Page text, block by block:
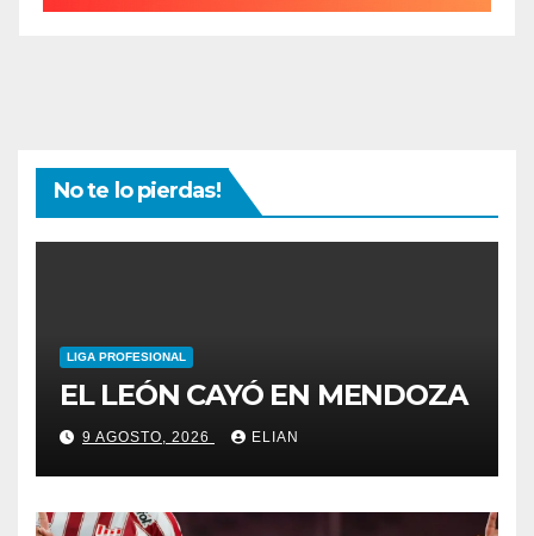
No te lo pierdas!
LIGA PROFESIONAL
EL LEÓN CAYÓ EN MENDOZA
9 AGOSTO, 2026 ELIAN